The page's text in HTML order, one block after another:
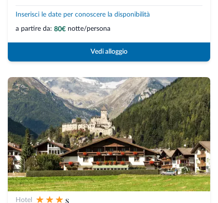
Inserisci le date per conoscere la disponibilità
a partire da: 80€ notte/persona
Vedi alloggio
Hotel
s